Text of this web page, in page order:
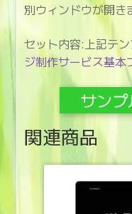
別ウィンドウが開き
セット内容:上記テ
ジ制作サービス基本
サン
関連商品